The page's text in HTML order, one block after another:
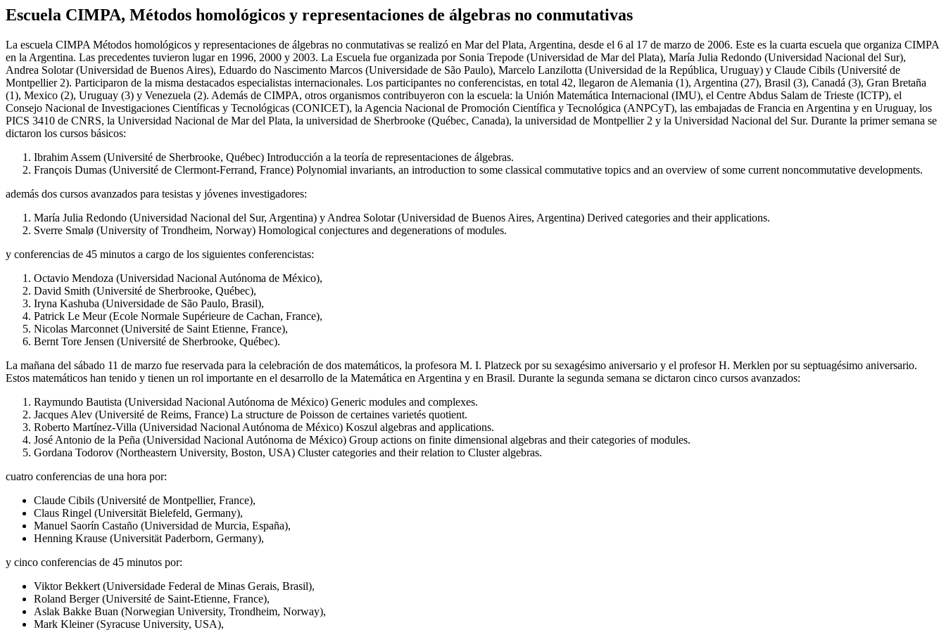
Escuela CIMPA, Métodos homológicos y representaciones de álgebras no conmutativas
La escuela CIMPA Métodos homológicos y representaciones de álgebras no conmutativas se realizó en Mar del Plata, Argentina, desde el 6 al 17 de marzo de 2006. Este es la cuarta escuela que organiza CIMPA
en la Argentina. Las precedentes tuvieron lugar en 1996, 2000 y 2003. La Escuela fue organizada por Sonia Trepode (Universidad de Mar del Plata), María Julia Redondo (Universidad Nacional del Sur),
Andrea Solotar (Universidad de Buenos Aires), Eduardo do Nascimento Marcos (Universidade de São Paulo), Marcelo Lanzilotta (Universidad de la República, Uruguay) y Claude Cibils (Université de
Montpellier 2). Participaron de la misma destacados especialistas internacionales. Los participantes no conferencistas, en total 42, llegaron de Alemania (1), Argentina (27), Brasil (3), Canadá (3), Gran Bretaña
(1), Mexico (2), Uruguay (3) y Venezuela (2). Además de CIMPA, otros organismos contribuyeron con la escuela: la Unión Matemática Internacional (IMU), el Centre Abdus Salam de Trieste (ICTP), el
Consejo Nacional de Investigaciones Científicas y Tecnológicas (CONICET), la Agencia Nacional de Promoción Científica y Tecnológica (ANPCyT), las embajadas de Francia en Argentina y en Uruguay, los
PICS 3410 de CNRS, la Universidad Nacional de Mar del Plata, la universidad de Sherbrooke (Québec, Canada), la universidad de Montpellier 2 y la Universidad Nacional del Sur. Durante la primer semana se
dictaron los cursos básicos:
Ibrahim Assem (Université de Sherbrooke, Québec) Introducción a la teoría de representaciones de álgebras.
François Dumas (Université de Clermont-Ferrand, France) Polynomial invariants, an introduction to some classical commutative topics and an overview of some current noncommutative developments.
además dos cursos avanzados para tesistas y jóvenes investigadores:
María Julia Redondo (Universidad Nacional del Sur, Argentina) y Andrea Solotar (Universidad de Buenos Aires, Argentina) Derived categories and their applications.
Sverre Smalø (University of Trondheim, Norway) Homological conjectures and degenerations of modules.
y conferencias de 45 minutos a cargo de los siguientes conferencistas:
Octavio Mendoza (Universidad Nacional Autónoma de México),
David Smith (Université de Sherbrooke, Québec),
Iryna Kashuba (Universidade de São Paulo, Brasil),
Patrick Le Meur (Ecole Normale Supérieure de Cachan, France),
Nicolas Marconnet (Université de Saint Etienne, France),
Bernt Tore Jensen (Université de Sherbrooke, Québec).
La mañana del sábado 11 de marzo fue reservada para la celebración de dos matemáticos, la profesora M. I. Platzeck por su sexagésimo aniversario y el profesor H. Merklen por su septuagésimo aniversario.
Estos matemáticos han tenido y tienen un rol importante en el desarrollo de la Matemática en Argentina y en Brasil. Durante la segunda semana se dictaron cinco cursos avanzados:
Raymundo Bautista (Universidad Nacional Autónoma de México) Generic modules and complexes.
Jacques Alev (Université de Reims, France) La structure de Poisson de certaines varietés quotient.
Roberto Martínez-Villa (Universidad Nacional Autónoma de México) Koszul algebras and applications.
José Antonio de la Peña (Universidad Nacional Autónoma de México) Group actions on finite dimensional algebras and their categories of modules.
Gordana Todorov (Northeastern University, Boston, USA) Cluster categories and their relation to Cluster algebras.
cuatro conferencias de una hora por:
Claude Cibils (Université de Montpellier, France),
Claus Ringel (Universität Bielefeld, Germany),
Manuel Saorín Castaño (Universidad de Murcia, España),
Henning Krause (Universität Paderborn, Germany),
y cinco conferencias de 45 minutos por:
Viktor Bekkert (Universidade Federal de Minas Gerais, Brasil),
Roland Berger (Université de Saint-Etienne, France),
Aslak Bakke Buan (Norwegian University, Trondheim, Norway),
Mark Kleiner (Syracuse University, USA),